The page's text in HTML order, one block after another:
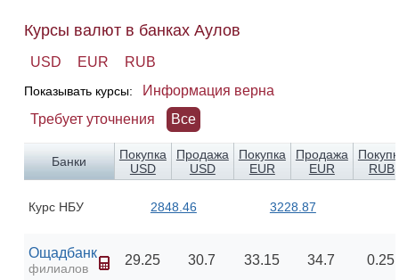
Курсы валют в банках Аулов
USD EUR RUB
Показывать курсы:
Информация верна
Требует уточнения
Все
Банки
Покупка
USD
Продажа
USD
Покупка
EUR
Продажа
EUR
RUB
Курс НБУ 2848.46 3228.87
Ощадбанк
филиалов
29.25 30.7 33.15 34.7 0.25